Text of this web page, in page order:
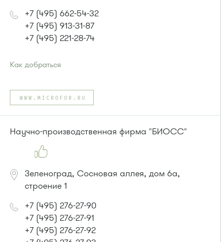
+7 (495) 662-54-32
+7 (495) 913-31-87
+7 (495) 221-28-74
Как добраться
Автобус 31
или до остановки"Южная промзона"
автобус 31
WWW.MICROFOR.RU
Научно-производственная фирма "БИОСС"
Зеленоград, Сосновая аллея, дом 6а,
строение 1
+7 (495) 276-27-90
+7 (495) 276-27-91
+7 (495) 276-27-92